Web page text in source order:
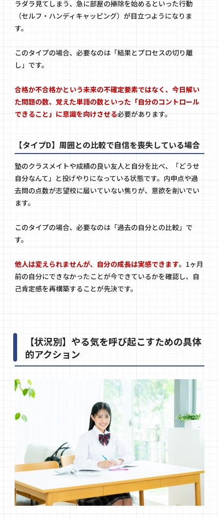
ラダラ見てしまう、急に部屋の掃除を始めるといった行動
（セルフ・ハンディキャッピング）が目立つようになりま
す。
このタイプの場合、必要なのは「結果とプロセスの切り離
し」です。
合格か不合格かという未来の不確定要素ではなく、今日解い
た問題の数、覚えた単語の数といった「自分のコントロール
できること」に意識を向けさせる必要があります。
【タイプD】周囲との比較で自信を喪失している場合
塾のクラスメイトや成績の良い友人と自分を比べ、「どうせ
自分なんて」と投げやりになっている状態です。内申点や過
去問の点数が志望校に届いていない焦りが、意欲を削いでい
ます。
このタイプの場合、必要なのは「過去の自分との比較」で
す。
他人は変えられませんが、自分の成長は実感できます。1ヶ月
前の自分にできなかったことが今できているかを確認し、自
己肯定感を再構築することが先決です。
【状況別】やる気を呼び起こすための具体
的アクション